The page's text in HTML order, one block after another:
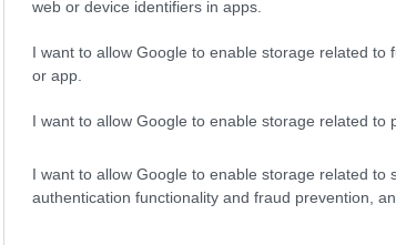
web or device identifiers in apps.
I want to allow Google to enable storage related to
or app.
I want to allow Google to enable storage related to
I want to allow Google to enable storage related to
authentication functionality and fraud prevention,